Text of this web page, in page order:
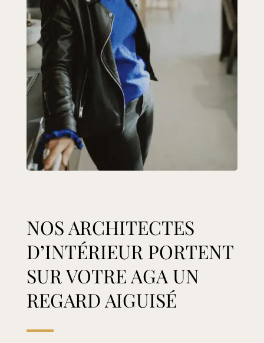
NOS ARCHITECTES
D’INTÉRIEUR PORTENT
SUR VOTRE AGA UN
REGARD AIGUISÉ